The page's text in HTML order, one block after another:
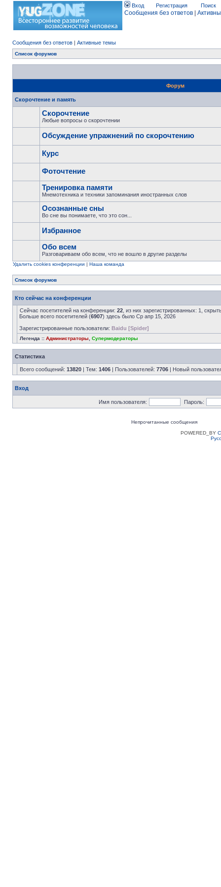
Вход Регистрация Поиск
Сообщения без ответов
Сообщения без ответов | Активные темы
Список форумов
Форум
Скорочтение и память
Скорочтение
Любые вопросы о скорочтении
Обсуждение упражнений по скорочтению
Курс
Фоточтение
Тренировка памяти
Мнемотехника и техники запоминания иностранных слов
Осознанные сны
Во сне вы понимаете, что это сон...
Избранное
Обо всем
Разговариваем обо всем, что не вошло в другие разделы
Удалить cookies конференции | Наша команда
Список форумов
Кто сейчас на конференции
Сейчас посетителей на конференции: 22 , из них зарегистрированных: 1,
Больше всего посетителей (6907) здесь было Ср апр 15, 2026
Зарегистрированные пользователи: Baidu [Spider]
Легенда :: Администраторы Супермодераторы
Статистика
Всего сообщений: 13820 | Тем: 1406 | Пользователей: 7706 | Новый
Вход
Имя пользователя: Пароль:
Непрочитанные сообщения
POWERED_BY